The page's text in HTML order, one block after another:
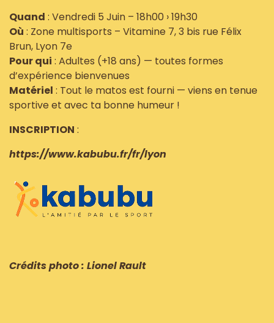
Quand : Vendredi 5 Juin – 18h00 › 19h30
Où : Zone multisports – Vitamine 7, 3 bis rue Félix
Brun, Lyon 7e
Pour qui : Adultes (+18 ans) — toutes formes
d’expérience bienvenues
Matériel : Tout le matos est fourni — viens en tenue
sportive et avec ta bonne humeur !
INSCRIPTION :
https://www.kabubu.fr/fr/lyon
Crédits photo : Lionel Rault